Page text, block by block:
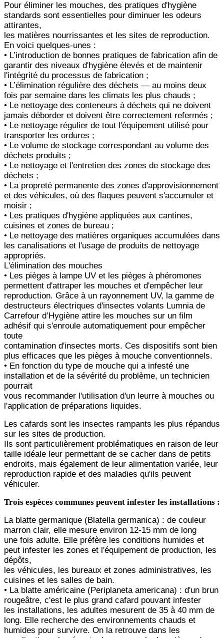
Pour éliminer les mouches, des pratiques d'hygiène
standards sont essentielles pour diminuer les odeurs
attirantes,
les matières nourrissantes et les sites de reproduction.
En voici quelques-unes :
• L’introduction de bonnes pratiques de fabrication afin de
garantir des niveaux d'hygiène élevés et de maintenir
l'intégrité du processus de fabrication ;
• L’élimination régulière des déchets — au moins deux
fois par semaine dans les climats les plus chauds ;
• Le nettoyage des conteneurs à déchets qui ne doivent
jamais déborder et doivent être correctement refermés ;
• Le nettoyage régulier de tout l'équipement utilisé pour
transporter les ordures ;
• Le volume de stockage correspondant au volume des
déchets produits ;
• Le nettoyage et l'entretien des zones de stockage des
déchets ;
• La propreté permanente des zones d'approvisionnement
et des véhicules, où des flaques peuvent s'accumuler et
moisir ;
• Les pratiques d'hygiène appliquées aux cantines,
cuisines et zones de bureau ;
• Le nettoyage des matières organiques accumulées dans
les canalisations et l'usage de produits de nettoyage
appropriés.
L'élimination des mouches
• Les pièges à lampe UV et les pièges à phéromones
permettent d'attraper les mouches et d'empêcher leur
reproduction. Grâce à un rayonnement UV, la gamme de
destructeurs électriques d'insectes volants Lumnia de
Carrefour d’Hygiène attire les mouches sur un film
adhésif qui s'enroule automatiquement pour empêcher
toute
contamination d'insectes morts. Ces dispositifs sont bien
plus efficaces que les pièges à mouche conventionnels.
• En fonction du type de mouche qui a infesté une
installation et de la sévérité du problème, un technicien
pourrait
vous recommander l'utilisation d'un leurre à mouches ou
l'application de préparations liquides.
Les cafards sont les insectes rampants les plus répandus
sur les sites de production.
Ils sont particulièrement problématiques en raison de leur
taille idéale leur permettant de se cacher dans de petits
endroits, mais également de leur alimentation variée, leur
reproduction rapide et des maladies qu'ils peuvent
véhiculer.
Trois espèces communes peuvent infester les installations :
La blatte germanique (Blatella germanica) : de couleur
marron clair, elle mesure environ 12-15 mm de long
une fois adulte. Elle préfère les conditions humides et
peut infester les zones et l'équipement de production, les
dépôts,
les véhicules, les bureaux et zones administratives, les
cuisines et les salles de bain.
• La blatte américaine (Periplaneta americana) : d'un brun
rougeâtre, c'est le plus grand cafard pouvant infester
les installations, les adultes mesurent de 35 à 40 mm de
long. Elle recherche des environnements chauds et
humides pour survivre. On la retrouve dans les